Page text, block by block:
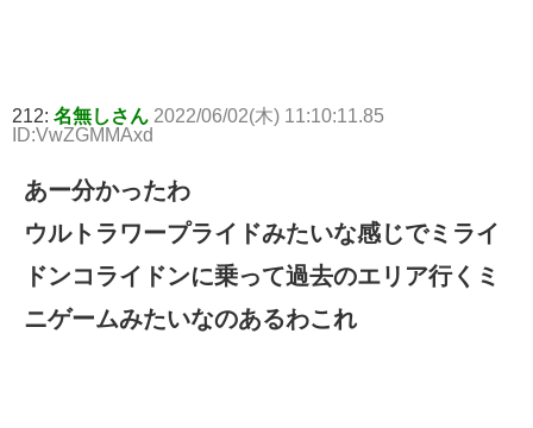
212: 名無しさん 2022/06/02(木) 11:10:11.85
ID:VwZGMMAxd
あー分かったわ
ウルトラワープライドみたいな感じでミライ
ドンコライドンに乗って過去のエリア行くミ
ニゲームみたいなのあるわこれ